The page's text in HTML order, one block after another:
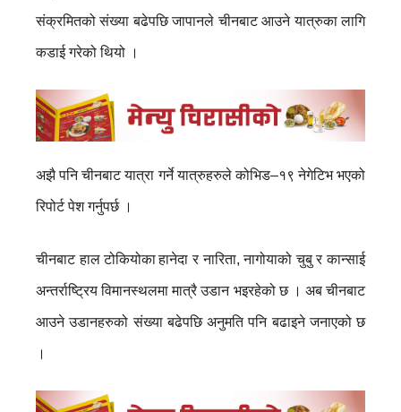
संक्रमितको संख्या बढेपछि जापानले चीनबाट आउने यात्रुका लागि
कडाई गरेको थियो ।
अझै पनि चीनबाट यात्रा गर्ने यात्रुहरुले कोभिड–१९ नेगेटिभ भएको
रिपोर्ट पेश गर्नुपर्छ ।
चीनबाट हाल टोकियोकाहानेदा र नारिता, नागोयाको चुबु र कान्साई
अन्तर्राष्ट्रिय विमानस्थलमा मात्रै उडान भइरहेको छ । अब चीनबाट
आउने उडानहरुको संख्या बढेपछि अनुमति पनि बढाइने जनाएको छ
।